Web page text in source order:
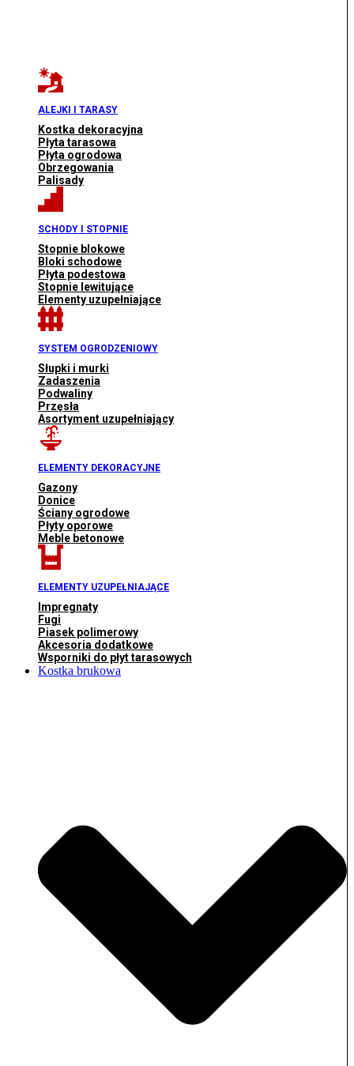
ALEJKI I TARASY
Kostka dekoracyjna
Płyta tarasowa
Płyta ogrodowa
Obrzegowania
Palisady
SCHODY I STOPNIE
Stopnie blokowe
Bloki schodowe
Płyta podestowa
Stopnie lewitujące
Elementy uzupełniające
SYSTEM OGRODZENIOWY
Słupki i murki
Zadaszenia
Podwaliny
Przęsła
Asortyment uzupełniający
ELEMENTY DEKORACYJNE
Gazony
Donice
Ściany ogrodowe
Płyty oporowe
Meble betonowe
ELEMENTY UZUPEŁNIAJĄCE
Impregnaty
Fugi
Piasek polimerowy
Akcesoria dodatkowe
Wsporniki do płyt tarasowych
Kostka brukowa